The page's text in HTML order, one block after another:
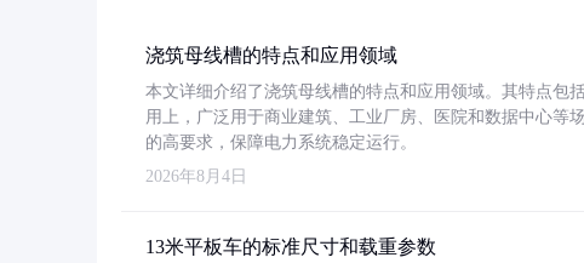
浇筑母线槽的特点和应用领域
本文详细介绍了浇筑母线槽的特点和应用领域。其特点包
用上，广泛用于商业建筑、工业厂房、医院和数据中心等
的高要求，保障电力系统稳定运行。
2026年8月4日
13米平板车的标准尺寸和载重参数